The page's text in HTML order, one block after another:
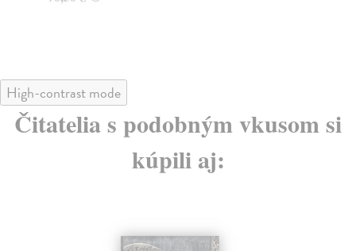
High-contrast mode
Čitatelia s podobným vkusom si
kúpili aj: